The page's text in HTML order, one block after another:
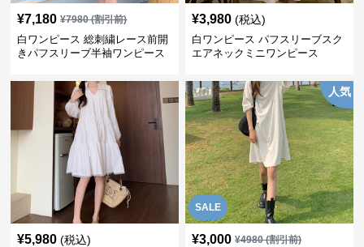
¥7,180 ¥7980(割引前)
白ワンピース 総刺繍レース前開
きパフスリーブ半袖ワンピース
¥3,980 (税込)
白ワンピース パフスリーブスク
エアネックミニワンピース
¥5,980 (税込)
SALE
人気
¥3,000 ¥4980(割引前)